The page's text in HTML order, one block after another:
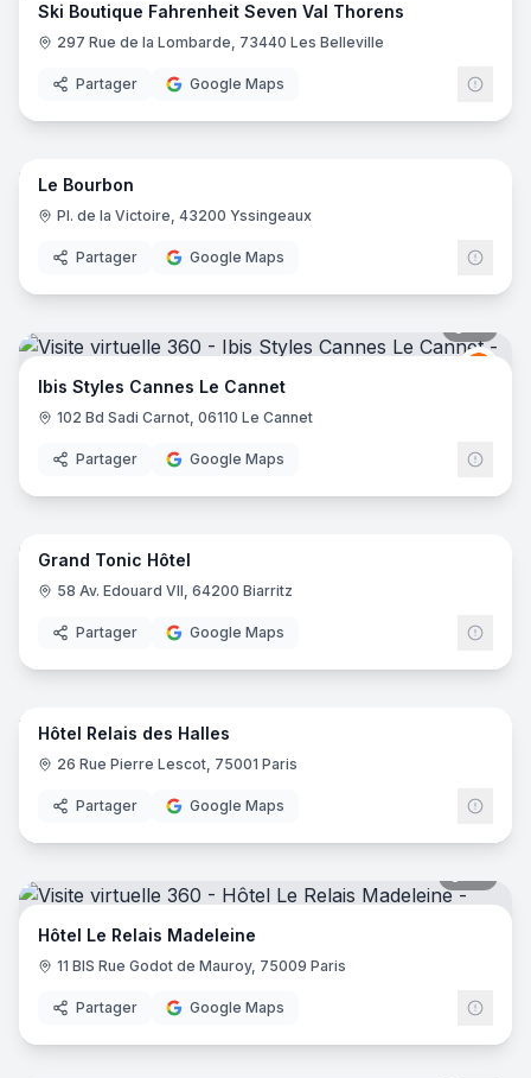
Ski Boutique Fahrenheit Seven Val Thorens
297 Rue de la Lombarde, 73440 Les Belleville
Partager Google Maps
16
Le Bourbon
Pl. de la Victoire, 43200 Yssingeaux
Partager Google Maps
Ibis
Ibis Styles Cannes Le Cannet
102 Bd Sadi Carnot, 06110 Le Cannet
Partager Google Maps
10
Grand Tonic Hôtel
58 Av. Edouard VII, 64200 Biarritz
Partager Google Maps
17
Hôtel Relais des Halles
26 Rue Pierre Lescot, 75001 Paris
Partager Google Maps
Hôtel Le Relais Madeleine
11 BIS Rue Godot de Mauroy, 75009 Paris
Partager Google Maps